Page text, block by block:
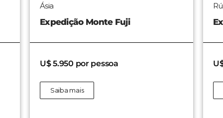
Ásia
Expedição Monte Fuji
U$ 5.950 por pessoa
Saiba mais